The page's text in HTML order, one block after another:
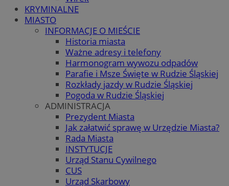
KRYMINALNE
MIASTO
INFORMACJE O MIEŚCIE
Historia miasta
Ważne adresy i telefony
Harmonogram wywozu odpadów
Parafie i Msze Święte w Rudzie Śląskiej
Rozkłady jazdy w Rudzie Śląskiej
Pogoda w Rudzie Śląskiej
ADMINISTRACJA
Prezydent Miasta
Jak załatwić sprawę w Urzędzie Miasta?
Rada Miasta
INSTYTUCJE
Urząd Stanu Cywilnego
CUS
Urząd Skarbowy